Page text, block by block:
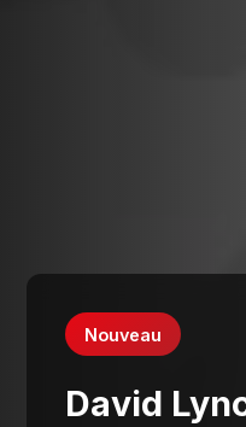
Nouveau
David